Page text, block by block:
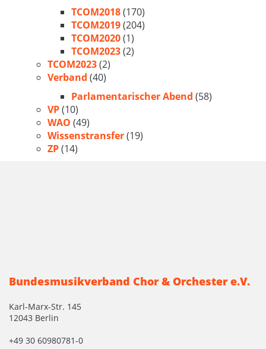
TCOM2018(170)
TCOM2019(204)
TCOM2020(1)
TCOM2023(2)
TCOM2023(2)
Verband (40)
Parlamentarischer Abend (58)
VP(10)
WAO (49)
Wissenstransfer(19)
ZP(14)
Bundesmusikverband Chor & Orchester e.V.
Karl-Marx-Str. 145
12043 Berlin
+49 30 60980781-0